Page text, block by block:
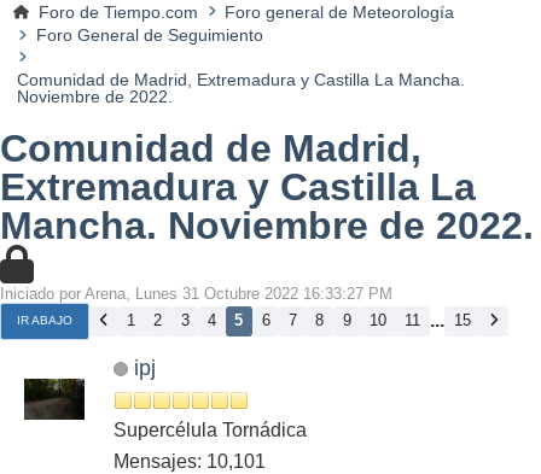
Foro de Tiempo.com
Foro general de Meteorología
Foro General de Seguimiento
Comunidad de Madrid, Extremadura y Castilla La Mancha.
Noviembre de 2022.
Comunidad de Madrid,
Extremadura y Castilla La
Mancha. Noviembre de 2022.
Iniciado por Arena, Lunes 31 Octubre 2022 16:33:27 PM
IR ABAJO 1 2 3 4 5 6 7 8 9 10 11 ... 15
ipj
Supercélula Tornádica
Mensajes: 10,101